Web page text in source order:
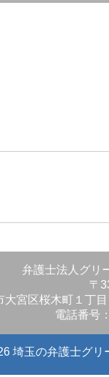
弁護士法人グリ
〒
大宮区桜木町１丁
電話番号
埼玉の弁護士グリ